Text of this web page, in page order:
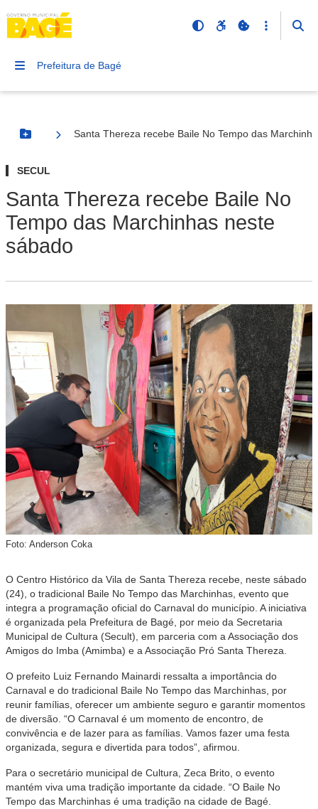
Prefeitura de Bagé
Botão Menu
Santa Thereza recebe Baile No Tempo das
SECUL
Santa Thereza recebe Baile No
Tempo das Marchinhas neste
sábado
Foto: Anderson Coka
O Centro Histórico da Vila de Santa Thereza recebe, neste sábado
(24), o tradicional Baile No Tempo das Marchinhas, evento que
integra a programação oficial do Carnaval do município. A iniciativa
é organizada pela Prefeitura de Bagé, por meio da Secretaria
Municipal de Cultura (Secult), em parceria com a Associação dos
Amigos do Imba (Amimba) e a Associação Pró Santa Thereza.
O prefeito Luiz Fernando Mainardi ressalta a importância do
Carnaval e do tradicional Baile No Tempo das Marchinhas, por
reunir famílias, oferecer um ambiente seguro e garantir momentos
de diversão. “O Carnaval é um momento de encontro, de
convivência e de lazer para as famílias. Vamos fazer uma festa
organizada, segura e divertida para todos”, afirmou.
Para o secretário municipal de Cultura, Zeca Brito, o evento
mantém viva uma tradição importante da cidade. “O Baile No
Tempo das Marchinhas é uma tradição na cidade de Bagé.